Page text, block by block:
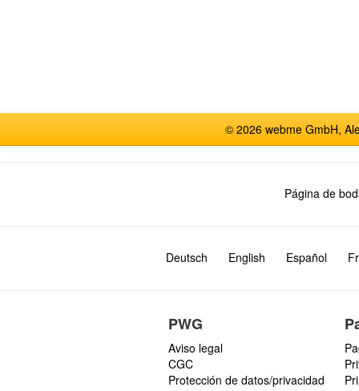
© 2026 webme GmbH,
Página de
Deutsch English Español
PWG
Aviso legal
CGC
Protección de datos/privacidad